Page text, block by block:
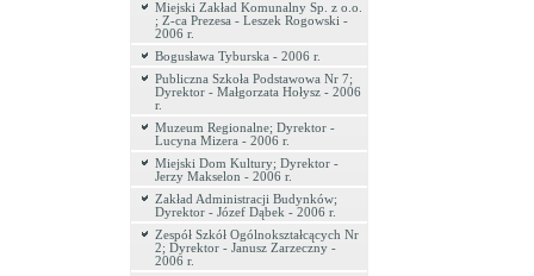
Miejski Zakład Komunalny Sp. z o.o.
; Z-ca Prezesa - Leszek Rogowski -
2006 r.
Bogusława Tyburska - 2006 r.
Publiczna Szkoła Podstawowa Nr 7;
Dyrektor - Małgorzata Hołysz - 2006
r.
Muzeum Regionalne; Dyrektor -
Lucyna Mizera - 2006 r.
Miejski Dom Kultury; Dyrektor -
Jerzy Makselon - 2006 r.
Zakład Administracji Budynków;
Dyrektor - Józef Dąbek - 2006 r.
Zespół Szkół Ogólnokształcących Nr
2; Dyrektor - Janusz Zarzeczny -
2006 r.